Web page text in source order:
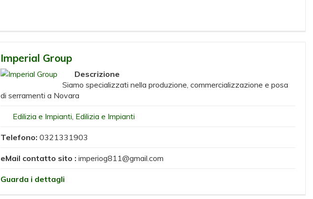
Imperial Group
Descrizione
Siamo specializzati nella produzione, commercializzazione e posa
di serramenti a Novara
Edilizia e Impianti Edilizia e Impianti
Telefono: 0321331903
eMail contatto sito : imperiog811@gmail.com
Guarda i dettagli